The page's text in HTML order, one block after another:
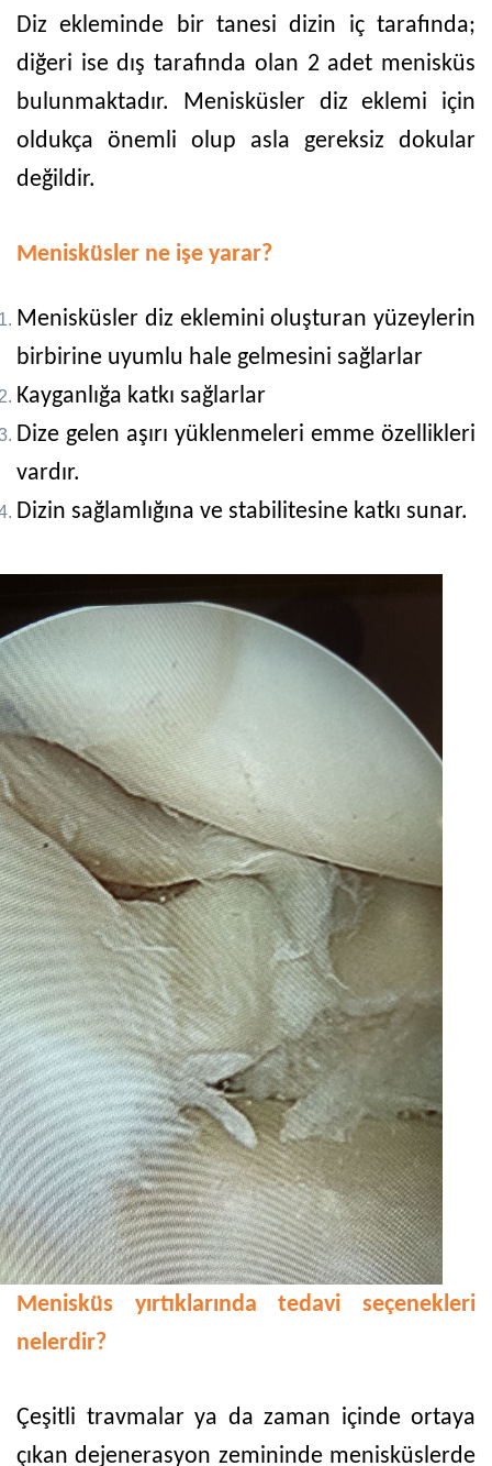
Diz ekleminde bir tanesi dizin iç tarafında;
diğeri ise dış tarafında olan 2 adet menisküs
bulunmaktadır. Menisküsler diz eklemi için
oldukça önemli olup asla gereksiz dokular
değildir.
Menisküsler ne işe yarar?
Menisküsler diz eklemini oluşturan yüzeylerin
birbirine uyumlu hale gelmesini sağlarlar
Kayganlığa katkı sağlarlar
Dize gelen aşırı yüklenmeleri emme özellikleri
vardır.
Dizin sağlamlığına ve stabilitesine katkı sunar.
Menisküs yırtıklarında tedavi seçenekleri
nelerdir?
Çeşitli travmalar ya da zaman içinde ortaya
çıkan dejenerasyon zemininde menisküslerde